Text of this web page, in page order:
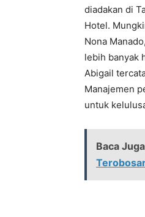
diadakan di
Hotel.
Nona
lebih banyak
Abigail
Manajemen
untuk
Baca